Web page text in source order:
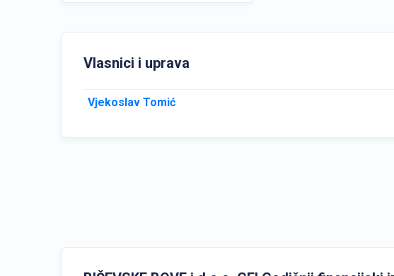
Vlasnici i uprava
Vjekoslav Tomić